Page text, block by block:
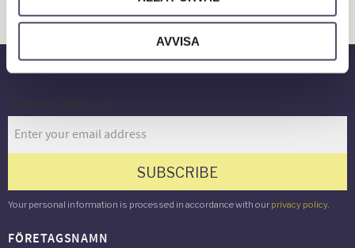
AVVISA
Rep & Kedja
SUBSCRIBE
Your personal information is processed in accordance with our privacy policy.
FÖRETAGSNAMN